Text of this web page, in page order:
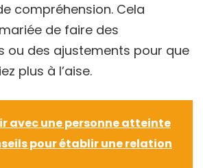
compréhension. Cela
de faire des
ou des ajustements pour que
plus à l’aise.
avec une personne atteinte
pour établir une relation